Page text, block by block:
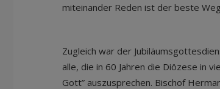
miteinander Reden ist der beste
Zugleich war der
alle, die in 60 Jahren die Diözese in
Gott” auszusprechen. Bischof